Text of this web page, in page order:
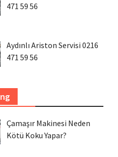
471 59 56
Aydınlı Ariston Servisi 0216
471 59 56
Çamaşır Makinesi Neden
Kötü Koku Yapar?